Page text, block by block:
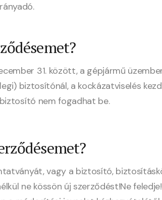
31. között, a gépjármű
biztosítónál, a kockázatviselés
nem fogadhat be.
vagy a biztosító,
ne kössön új szerződést!Ne